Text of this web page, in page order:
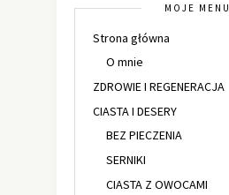
MOJE MENU
Strona główna
O mnie
ZDROWIE I REGENERACJA
CIASTA I DESERY
BEZ PIECZENIA
SERNIKI
CIASTA Z OWOCAMI